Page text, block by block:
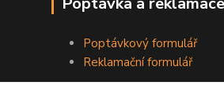
Poptávkový formulář
Reklamační formulář